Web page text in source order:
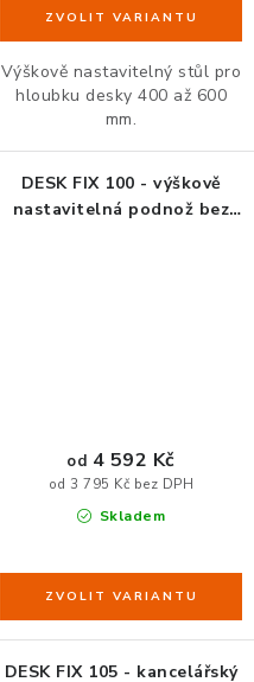
Výškově nastavitelný stůl pro
hloubku desky 400 až 600
mm.
DESK FIX 100 - výškově
nastavitelná podnož bez
Skladem
od 3 795 Kč bez DPH
od 4 592 Kč
DESK FIX 105 - kancelářský